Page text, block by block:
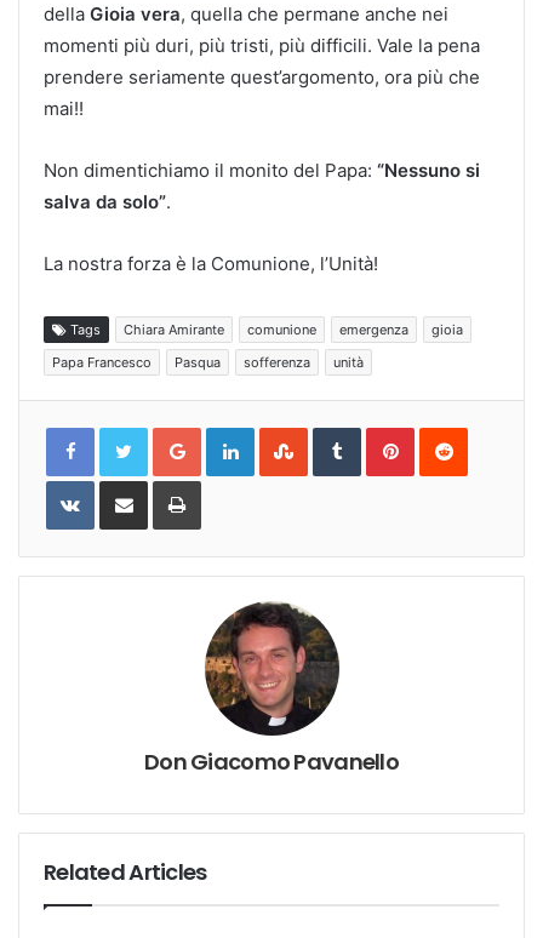
della Gioia vera, quella che permane anche nei
momenti più duri, più tristi, più difficili. Vale la pena
prendere seriamente quest’argomento, ora più che
mai!!
Non dimentichiamo il monito del Papa: “Nessuno si
salva da solo”.
La nostra forza è la Comunione, l’Unità!
Tags Chiara Amirante comunione emergenza
gioia
Papa Francesco
Pasqua sofferenza unità
Google+LinkedInStumbleUpon
TumblrPinterestReddit
VKontakteShare
Email
Print
Don Giacomo Pavanello
Related Articles